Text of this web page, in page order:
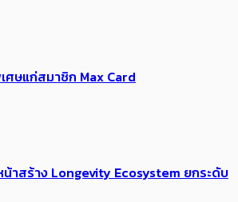
ศษแก่สมาชิก Max Card
าสร้าง Longevity Ecosystem ยกระดับ